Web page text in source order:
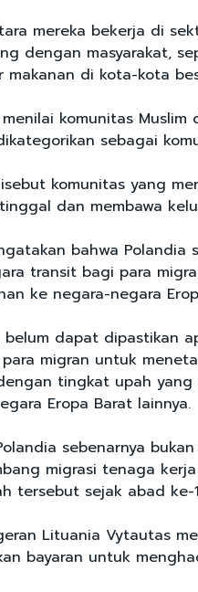
mereka bekerja di
dengan masyarakat,
di kota-kota
komunitas Muslim
sebagai
komunitas yang
dan membawa
bahwa Polandia
transit bagi para
ke negara-negara
belum dapat dipastikan
migran untuk
tingkat upah
Eropa Barat lainnya.
sebenarnya
migrasi tenaga
tersebut sejak abad ke-
Lituania Vytautas
bayaran untuk